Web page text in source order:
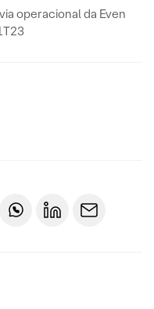
operacional da Even